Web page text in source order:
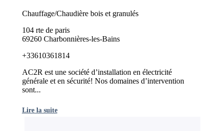
Chauffage/Chaudière bois et granulés
104 rte de paris
69260 Charbonnières-les-Bains
+33610361814
AC2R est une société d’installation en électricité
générale et en sécurité! Nos domaines d’intervention
sont...
Lire la suite